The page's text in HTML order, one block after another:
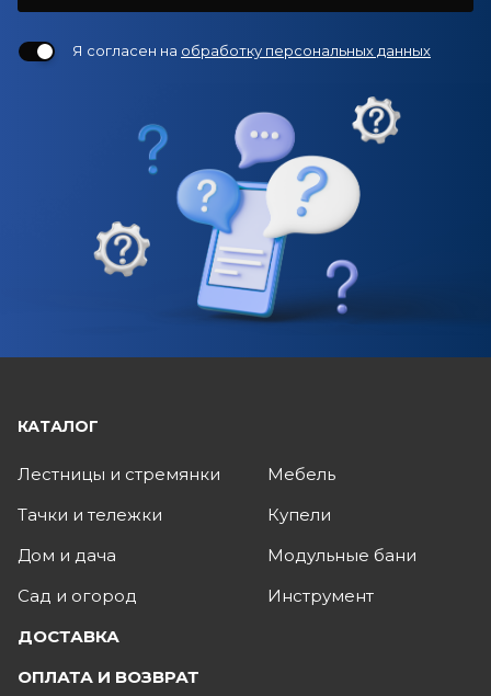
Я согласен на обработку персональных данных
КАТАЛОГ
Лестницы и стремянки
Тачки и тележки
Дом и дача
Сад и огород
Мебель
Купели
Модульные бани
Инструмент
ДОСТАВКА
ОПЛАТА И ВОЗВРАТ